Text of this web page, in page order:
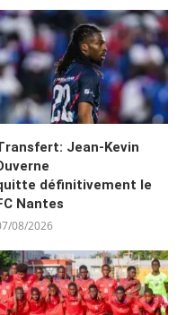
Jean-Kevin
définitivement le
Nantes
08/2026